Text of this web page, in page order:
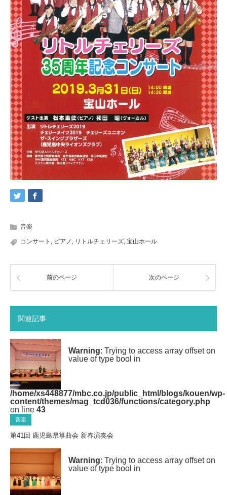
音楽
コンサート , ピアノ , リトルチェリーズ, 宝山ホール
前のページ 次のページ
関連記事
Warning: Trying to access array offset on
value of type bool in
/home/xs448877/mbc.co.jp/public_html/blogs/kouen/wp-
content/themes/mag_tcd036/functions/category.php
on line 43
音楽
第41回 鹿児島県箏曲会 新春演奏会
Warning: Trying to access array offset on
value of type bool in